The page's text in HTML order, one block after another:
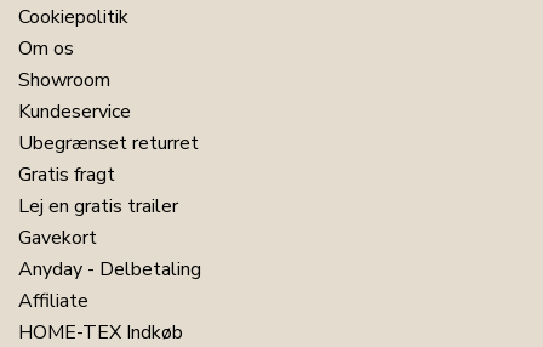
Cookiepolitik
Om os
Showroom
Kundeservice
Ubegrænset returret
Gratis fragt
Lej en gratis trailer
Gavekort
Anyday - Delbetaling
Affiliate
HOME-TEX Indkøb